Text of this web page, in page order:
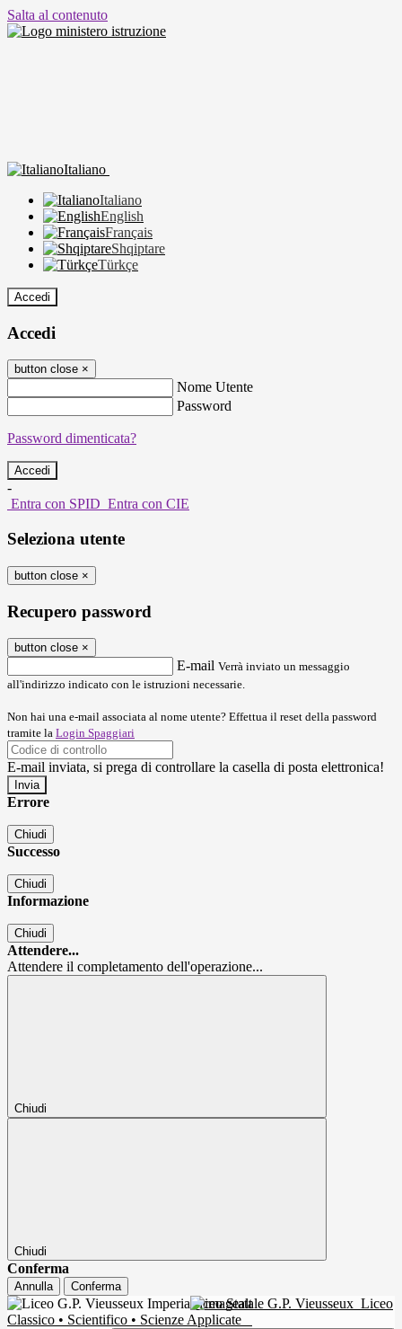
Salta al contenuto
Italiano
Italiano
English
Français
Shqiptare
Türkçe
Accedi
Accedi
button close ×
Nome Utente
Password
Password dimenticata?
-
Entra con SPID Entra con CIE
Seleziona utente
button close ×
Recupero password
button close ×
E-mail Verrà inviato un messaggio
all'indirizzo indicato con le istruzioni necessarie.
Non hai una e-mail associata al nome utente? Effettua il reset della password
tramite la Login Spaggiari
E-mail inviata, si prega di controllare la casella di posta elettronica!
Errore
Chiudi
Successo
Chiudi
Informazione
Chiudi
Attendere...
Attendere il completamento dell'operazione...
Chiudi
Chiudi
Conferma
Annulla Conferma
Liceo Statale G.P. Vieusseux Liceo
Classico • Scientifico • Scienze Applicate